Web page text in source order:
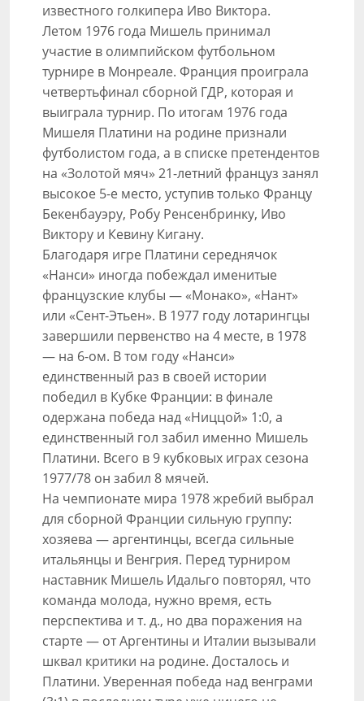
известного голкипера Иво Виктора.
Летом 1976 года Мишель принимал
участие в олимпийском футбольном
турнире в Монреале. Франция проиграла
четвертьфинал сборной ГДР, которая и
выиграла турнир. По итогам 1976 года
Мишеля Платини на родине признали
футболистом года, а в списке претендентов
на «Золотой мяч» 21-летний француз занял
высокое 5-е место, уступив только Францу
Бекенбауэру, Робу Ренсенбринку, Иво
Виктору и Кевину Кигану.
Благодаря игре Платини середнячок
«Нанси» иногда побеждал именитые
французские клубы — «Монако», «Нант»
или «Сент-Этьен». В 1977 году лотарингцы
завершили первенство на 4 месте, в 1978
— на 6-ом. В том году «Нанси»
единственный раз в своей истории
победил в Кубке Франции: в финале
одержана победа над «Ниццой» 1:0, а
единственный гол забил именно Мишель
Платини. Всего в 9 кубковых играх сезона
1977/78 он забил 8 мячей.
На чемпионате мира 1978 жребий выбрал
для сборной Франции сильную группу:
хозяева — аргентинцы, всегда сильные
итальянцы и Венгрия. Перед турниром
наставник Мишель Идальго повторял, что
команда молода, нужно время, есть
перспектива и т. д., но два поражения на
старте — от Аргентины и Италии вызывали
шквал критики на родине. Досталось и
Платини. Уверенная победа над венграми